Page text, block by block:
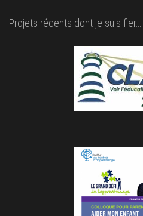
Projets récents dont je suis fier…